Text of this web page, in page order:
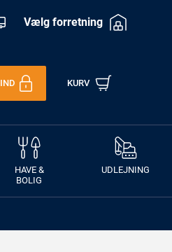
Vælg forretning
KURV
HAVE &
BOLIG
UDLEJNING